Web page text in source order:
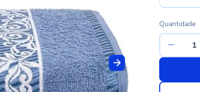
Quantidade